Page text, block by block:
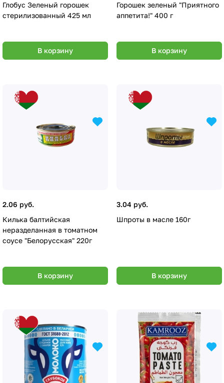
Глобус Зеленый горошек
стерилизованный 425 мл
В корзину
Горошек зеленый "Приятного
аппетита!" 400 г
В корзину
2.06 руб.
Килька балтийская
неразделанная в томатном
соусе "Белорусская" 220г
В корзину
3.04 руб.
Шпроты в масле 160г
В корзину